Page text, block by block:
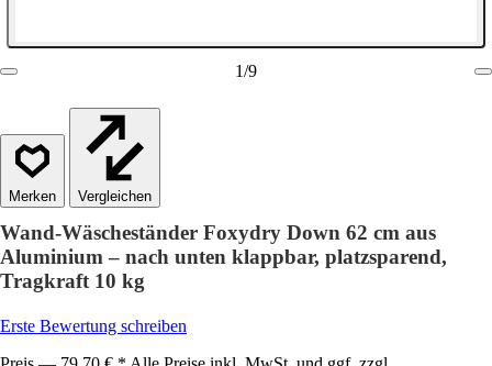
1/9
Vergleichen
Wand-Wäscheständer Foxydry Down 62 cm aus
Aluminium – nach unten klappbar, platzsparend,
Tragkraft 10 kg
Erste Bewertung schreiben